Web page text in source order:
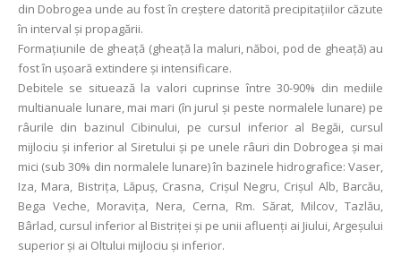
din Dobrogea unde au fost în creştere datorită precipitaţiilor căzute
în interval şi propagării.
Formaţiunile de gheaţă (gheaţă la maluri, năboi, pod de gheaţă) au
fost în uşoară extindere şi intensificare.
Debitele se situează la valori cuprinse între 30-90% din mediile
multianuale lunare, mai mari (în jurul și peste normalele lunare) pe
râurile din bazinul Cibinului, pe cursul inferior al Begăi, cursul
mijlociu și inferior al Siretului și pe unele râuri din Dobrogea și mai
mici (sub 30% din normalele lunare) în bazinele hidrografice: Vaser,
Iza, Mara, Bistrița, Lăpuș, Crasna, Crişul Negru, Crişul Alb, Barcău,
Bega Veche, Moraviţa, Nera, Cerna, Rm. Sărat, Milcov, Tazlău,
Bârlad, cursul inferior al Bistriței şi pe unii afluenţi ai Jiului, Argeşului
superior şi ai Oltului mijlociu și inferior.